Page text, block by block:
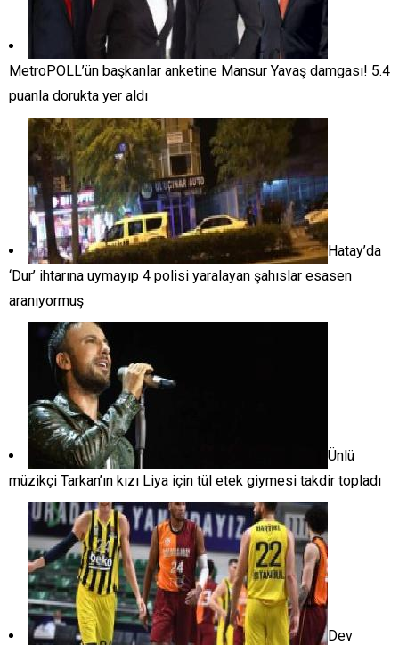
MetroPOLL’ün başkanlar anketine Mansur Yavaş damgası! 5.4
puanla dorukta yer aldı
Hatay’da
‘Dur’ ihtarına uymayıp 4 polisi yaralayan şahıslar esasen
aranıyormuş
Ünlü
müzikçi Tarkan’ın kızı Liya için tül etek giymesi takdir topladı
Dev